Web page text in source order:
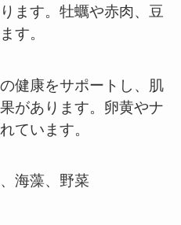
ます。牡蠣や赤肉、豆
す。
健康をサポートし、肌
があります。卵黄やナ
ています。
海藻、野菜